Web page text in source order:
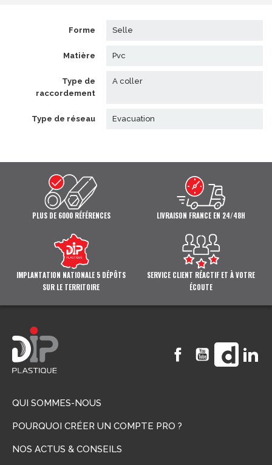
forme selle
matière pvc
type de
raccordement
a coller
type de réseau evacuation
PLUS DE 6000 RÉFÉRENCES LIVRAISON FRANCE EN 24/48H
IMPLANTATION NATIONALE 5 DÉPÔTS
SUR LE TERRITOIRE
SERVICE CLIENT RÉACTIF ET À VOTRE
ÉCOUTE
FacebookYouTubeVimeo
QUI SOMMES-NOUS
POURQUOI CRÉER UN COMPTE PRO ?
NOS ACTUS & CONSEILS